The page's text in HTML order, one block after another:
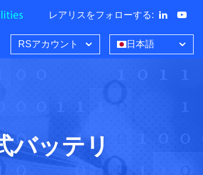
レアリスをフォローする:
RSアカウント 日本語
バッテリ